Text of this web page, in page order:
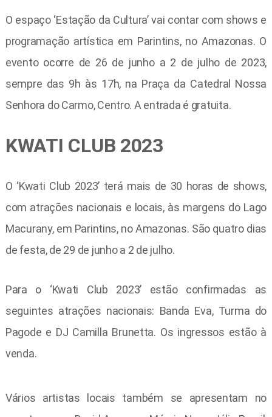
O espaço ‘Estação da Cultura’ vai contar com shows e
programação artística em Parintins, no Amazonas. O
evento ocorre de 26 de junho a 2 de julho de 2023,
sempre das 9h às 17h, na Praça da Catedral Nossa
Senhora do Carmo, Centro. A entrada é gratuita.
KWATI CLUB 2023
O ‘Kwati Club 2023’ terá mais de 30 horas de shows,
com atrações nacionais e locais, às margens do Lago
Macurany, em Parintins, no Amazonas. São quatro dias
de festa, de 29 de junho a 2 de julho.
Para o ‘Kwati Club 2023’ estão confirmadas as
seguintes atrações nacionais: Banda Eva, Turma do
Pagode e DJ Camilla Brunetta. Os ingressos estão à
venda.
Vários artistas locais também se apresentam no